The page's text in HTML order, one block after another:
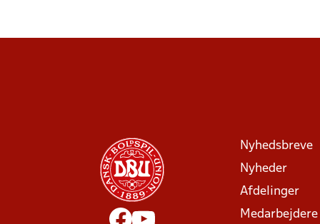
Nyhedsbreve
Nyheder
Afdelinger
Medarbejdere